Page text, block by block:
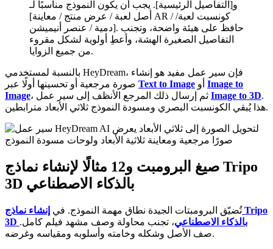
و[التفاصيل الرئيسية]. يجب أن يكون النموذج مناسبًا لـ
[أصل لعبة / عرض منتج / معاينة AR / كونسبت لعبة/
دمية / عنصر أنيميشن]. حافظ على هيئة واضحة، وتجنب
التفاصيل الصغيرة الهشة، وأعطِ أولوية لشكل مقروء
من جميع الزوايا.
بالنسبة لمستخدمي HeyDream، فإن سير عمل مفيد هو إنشاء
Text to Image
Image to
Image
Image to 3D.
هذا يُبقي الكونسبت البصري ومسودة النموذج ثلاثي الأبعاد مترابطين.
صيغ البرومبت و12 مثالًا لإنشاء نماذج Tripo
3D بالذكاء الاصطناعي
تُضيّق البرومبتات الجيدة نطاق مهمة النموذج. في إنشاء نماذج Tripo
3D بالذكاء الاصطناعي، تجنب محاولة وصف مشهد فيلم كامل.
صف الأصل وشكله وخامته وأسلوبه ومقياسه وغرضه.